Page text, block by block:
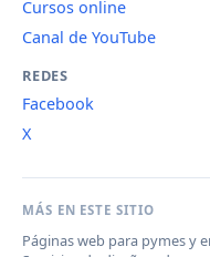
Cursos online
Canal de YouTube
REDES
Facebook
X
MÁS EN ESTE SITIO
Páginas web para pymes y